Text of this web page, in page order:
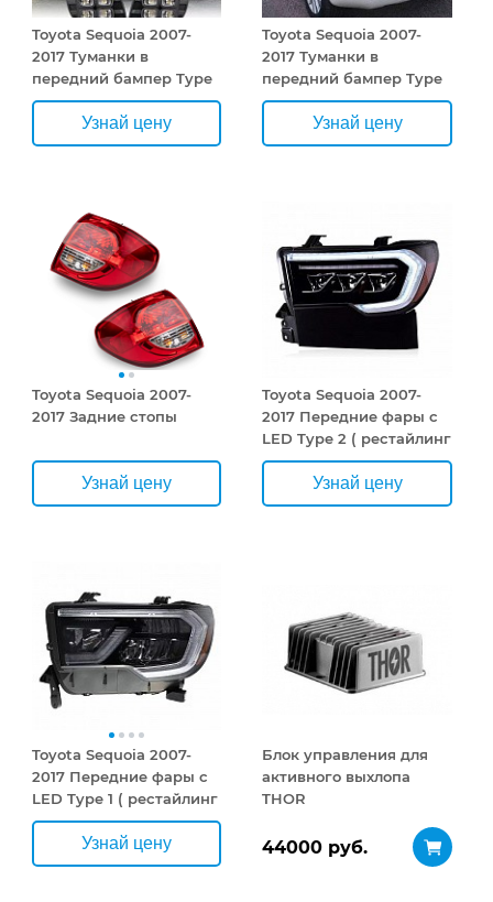
Toyota Sequoia 2007-
2017 Туманки в
передний бампер Type
2
Узнай цену
Toyota Sequoia 2007-
2017 Туманки в
передний бампер Type
1
Узнай цену
Toyota Sequoia 2007-
2017 Задние стопы
Узнай цену
Toyota Sequoia 2007-
2017 Передние фары с
LED Type 2 ( рестайлинг
)
Узнай цену
Toyota Sequoia 2007-
2017 Передние фары с
LED Type 1 ( рестайлинг
)
Узнай цену
Блок управления для
активного выхлопа
THOR
44000 руб.